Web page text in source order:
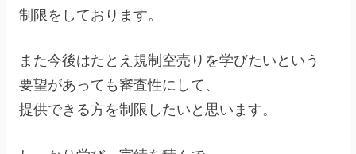
制限をしております。
また今後はたとえ規制空売りを学びたいという
要望があっても審査性にして、
提供できる方を制限したいと思います。